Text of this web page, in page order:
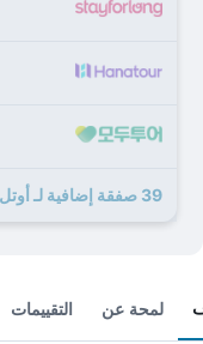
39 صفقة إضافية لـ أوتل ماري أوم
لمحة عن التقييمات